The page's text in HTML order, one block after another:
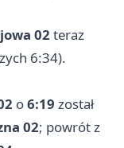
02 teraz
6:34).
o6:19 został
02; powrót z